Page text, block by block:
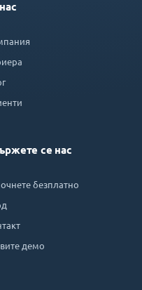
се нас
безплатно
демо